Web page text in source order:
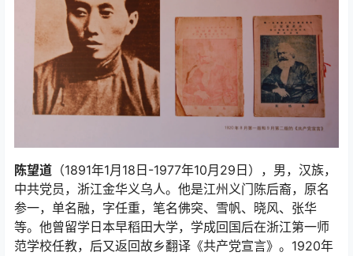
陈望道 （1891年1月18日-1977年10月29日），男，汉族，
中共党员，浙江金华义乌人。他是江州义门陈后裔，原名
参一，单名融，字任重，笔名佛突、雪帆、晓风、张华
等。他曾留学日本早稻田大学，学成回国后在浙江第一师
范学校任教，后又返回故乡翻译《共产党宣言》。1920年